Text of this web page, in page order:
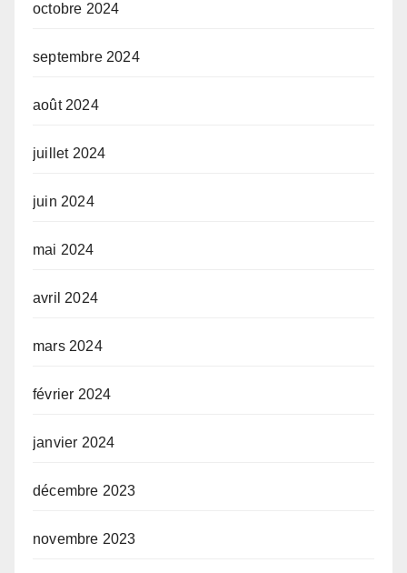
octobre 2024
septembre 2024
août 2024
juillet 2024
juin 2024
mai 2024
avril 2024
mars 2024
février 2024
janvier 2024
décembre 2023
novembre 2023